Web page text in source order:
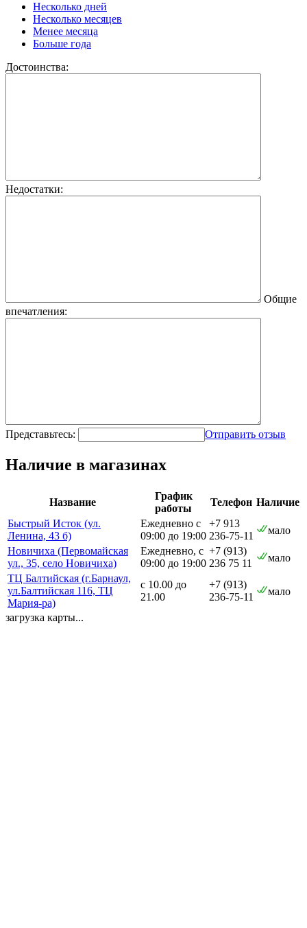
Несколько дней
Несколько месяцев
Менее месяца
Больше года
Достоинства:
Недостатки:
Общие
впечатления:
Представьтесь: Отправить отзыв
Наличие в магазинах
Название
График
работы
Телефон Наличие
Быстрый Исток (ул.
Ленина, 43 б)
Ежедневно с
09:00 до 19:00
+7 913
236-75-11
мало
Новичиха (Первомайская
ул., 35, село Новичиха)
Ежедневно, с
09:00 до 19:00
+7 (913)
236 75 11
мало
ТЦ Балтийская (г.Барнаул,
ул.Балтийская 116, ТЦ
Мария-ра)
с 10.00 до
21.00
+7 (913)
236-75-11
мало
загрузка карты...